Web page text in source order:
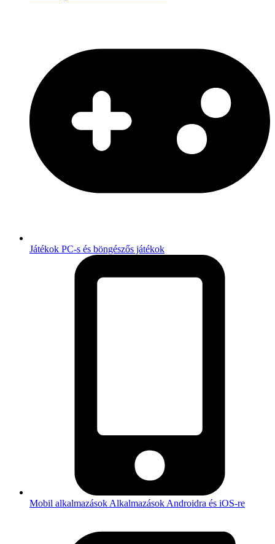
Játékok PC-s és böngészős játékok
Mobil alkalmazások Alkalmazások Androidra és iOS-re